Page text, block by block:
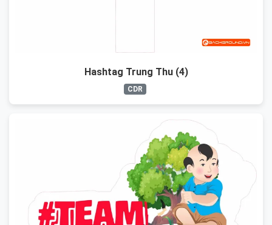
Hashtag Trung Thu (4)
CDR